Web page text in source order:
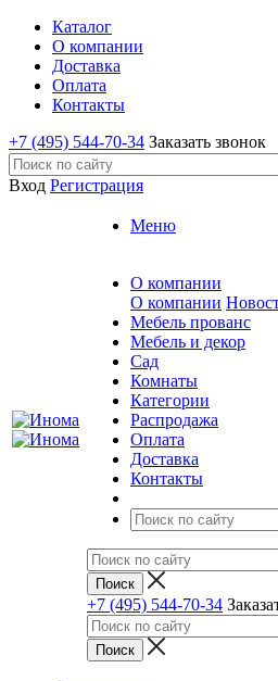
Каталог
О компании
Доставка
Оплата
Контакты
+7 (495) 544-70-34 Заказать звонок
Вход Регистрация
Меню
О компании
О компании
Мебель прованс
Мебель и декор
Сад
Комнаты
Категории
Распродажа
Оплата
Доставка
Контакты
+7 (495) 544-70-34